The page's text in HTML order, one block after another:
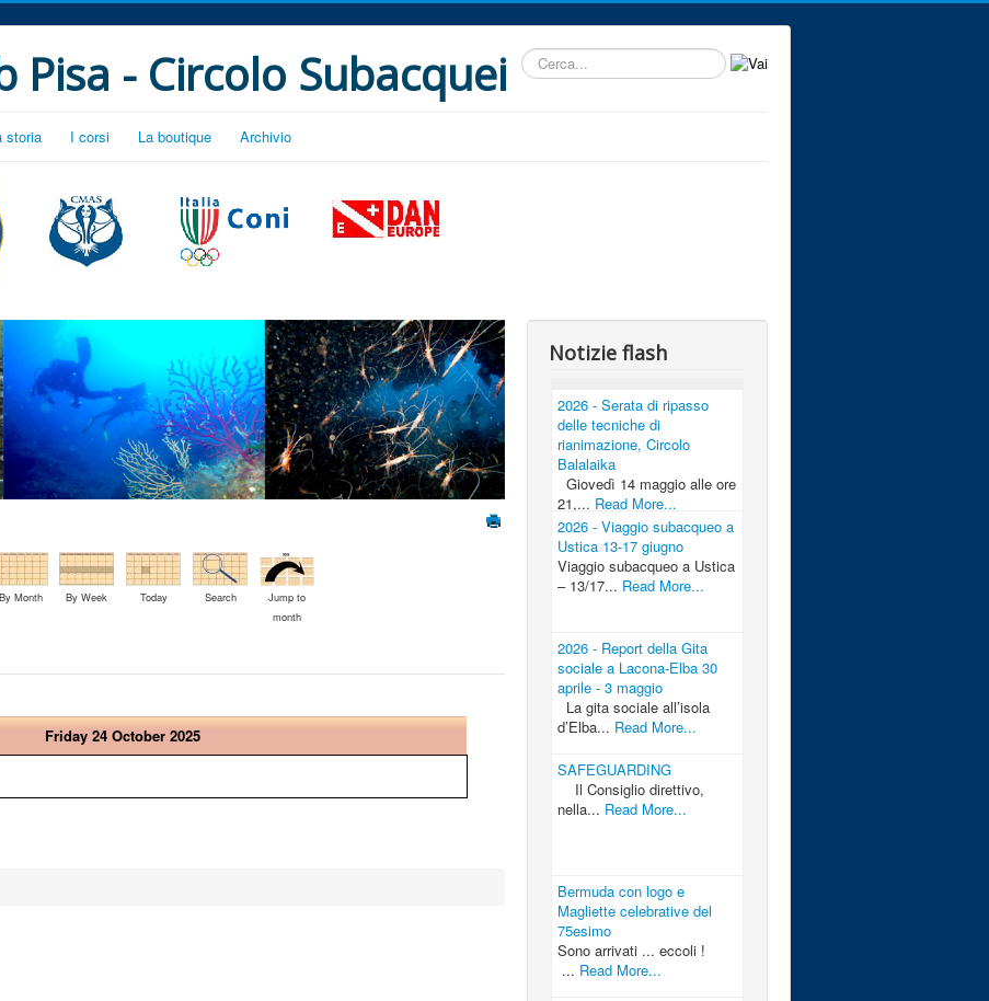
Pisa - Circolo Subacquei Cerca...
storia I corsi La boutique Archivio
By Month By Week Today Search
Jump to
month
Friday 24 October 2025
Notizie flash
2026 - Serata di ripasso
delle tecniche di
rianimazione, Circolo
Balalaika
Giovedì 14 maggio alle ore
21,... Read More...
2026 - Viaggio subacqueo a
Ustica 13-17 giugno
Viaggio subacqueo a Ustica
– 13/17... Read More...
2026 - Report della Gita
sociale a Lacona-Elba 30
aprile - 3 maggio
La gita sociale all’isola
d’Elba... Read More...
SAFEGUARDING
Il Consiglio direttivo,
nella... Read More...
Bermuda con logo e
Magliette celebrative del
75esimo
Sono arrivati ... eccoli !
... Read More...